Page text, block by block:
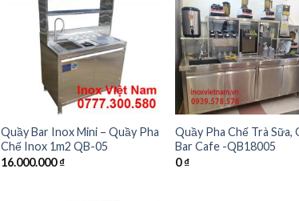
Quầy Bar Inox Mini – Quầy Pha
Chế Inox 1m2 QB-05
16.000.000₫
Quầy Pha Chế Trà Sữa,
Bar Cafe -QB18005
0₫